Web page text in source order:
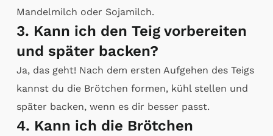
Mandelmilch oder Sojamilch.
3. Kann ich den Teig vorbereiten
und später backen?
Ja, das geht! Nach dem ersten Aufgehen des Teigs
kannst du die Brötchen formen, kühl stellen und
später backen, wenn es dir besser passt.
4. Kann ich die Brötchen